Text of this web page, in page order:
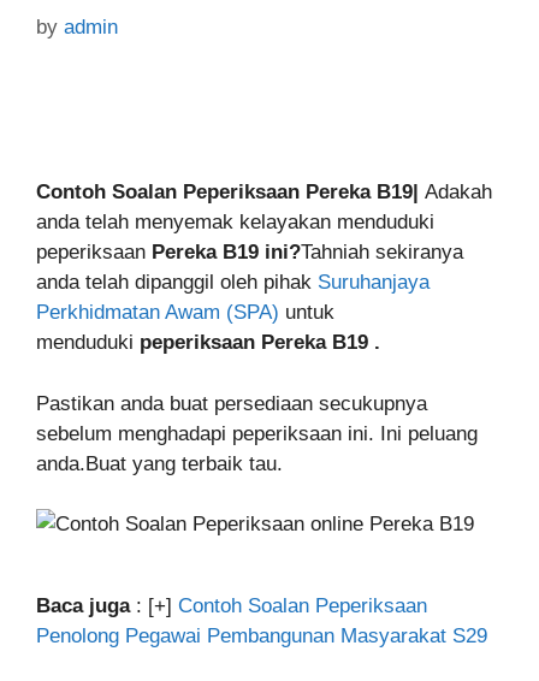
by admin
Contoh Soalan Peperiksaan Pereka B19| Adakah
anda telah menyemak kelayakan menduduki
peperiksaan Pereka B19 ini?Tahniah sekiranya
anda telah dipanggil oleh pihak Suruhanjaya
Perkhidmatan Awam (SPA) untuk
menduduki peperiksaan Pereka B19 .
Pastikan anda buat persediaan secukupnya
sebelum menghadapi peperiksaan ini. Ini peluang
anda.Buat yang terbaik tau.
Baca juga: [+] Contoh Soalan Peperiksaan
Penolong Pegawai Pembangunan Masyarakat S29